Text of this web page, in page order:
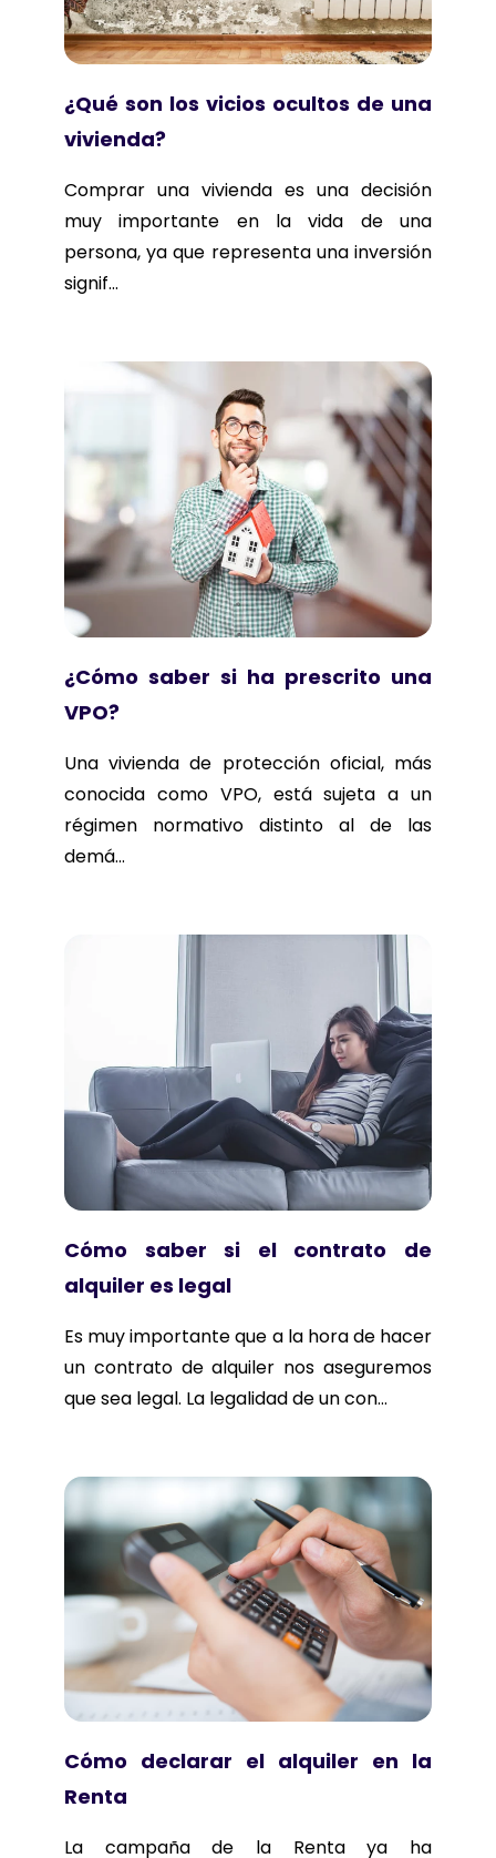
¿Qué son los vicios ocultos de una
vivienda?
Comprar una vivienda es una decisión
muy importante en la vida de una
persona, ya que representa una inversión
signif...
¿Cómo saber si ha prescrito una
VPO?
Una vivienda de protección oficial, más
conocida como VPO, está sujeta a un
régimen normativo distinto al de las
demá...
Cómo saber si el contrato de
alquiler es legal
Es muy importante que a la hora de hacer
un contrato de alquiler nos aseguremos
que sea legal. La legalidad de un con...
Cómo declarar el alquiler en la
Renta
La campaña de la Renta ya ha